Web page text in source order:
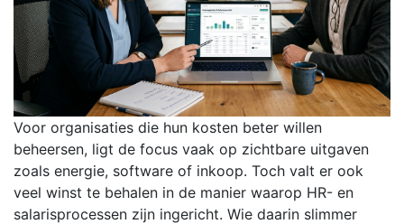
Voor organisaties die hun kosten beter willen
beheersen, ligt de focus vaak op zichtbare uitgaven
zoals energie, software of inkoop. Toch valt er ook
veel winst te behalen in de manier waarop HR- en
salarisprocessen zijn ingericht. Wie daarin slimmer